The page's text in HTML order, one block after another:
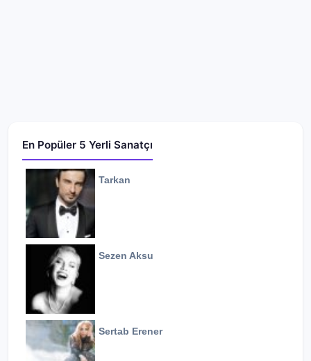
En Popüler 5 Yerli Sanatçı
Tarkan
Sezen Aksu
Sertab Erener